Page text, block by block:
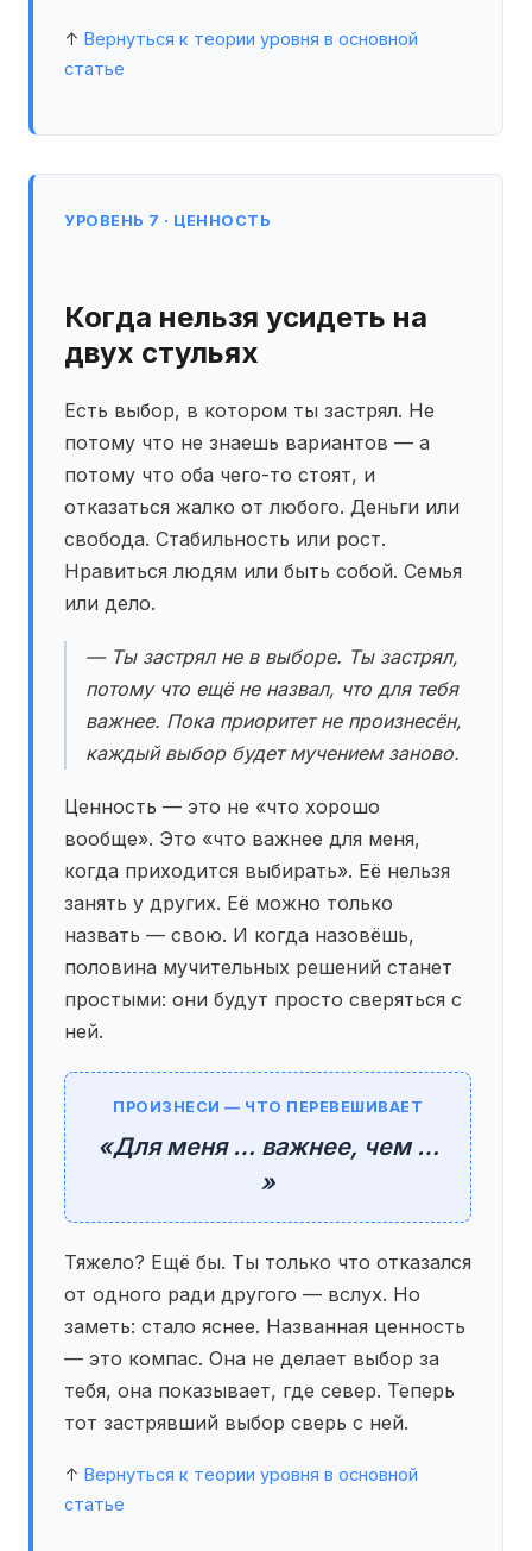
↑ Вернуться к теории уровня в основной
статье
УРОВЕНЬ 7 · ЦЕННОСТЬ
Когда нельзя усидеть на
двух стульях
Есть выбор, в котором ты застрял. Не
потому что не знаешь вариантов — а
потому что оба чего-то стоят, и
отказаться жалко от любого. Деньги или
свобода. Стабильность или рост.
Нравиться людям или быть собой. Семья
или дело.
— Ты застрял не в выборе. Ты застрял,
потому что ещё не назвал, что для тебя
важнее. Пока приоритет не произнесён,
каждый выбор будет мучением заново.
Ценность — это не «что хорошо
вообще». Это «что важнее для меня,
когда приходится выбирать». Её нельзя
занять у других. Её можно только
назвать — свою. И когда назовёшь,
половина мучительных решений станет
простыми: они будут просто сверяться с
ней.
ПРОИЗНЕСИ — ЧТО ПЕРЕВЕШИВАЕТ
«Для меня … важнее, чем …
»
Тяжело? Ещё бы. Ты только что отказался
от одного ради другого — вслух. Но
заметь: стало яснее. Названная ценность
— это компас. Она не делает выбор за
тебя, она показывает, где север. Теперь
тот застрявший выбор сверь с ней.
↑ Вернуться к теории уровня в основной
статье